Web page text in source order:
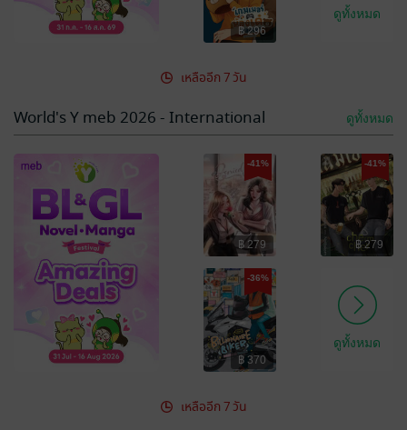
฿ 296
ดูทั้งหมด
เหลืออีก 7 วัน
World's Y meb 2026 - International ดูทั้งหมด
-41%
฿ 279
-41%
฿ 279
-36%
฿ 370
ดูทั้งหมด
เหลืออีก 7 วัน